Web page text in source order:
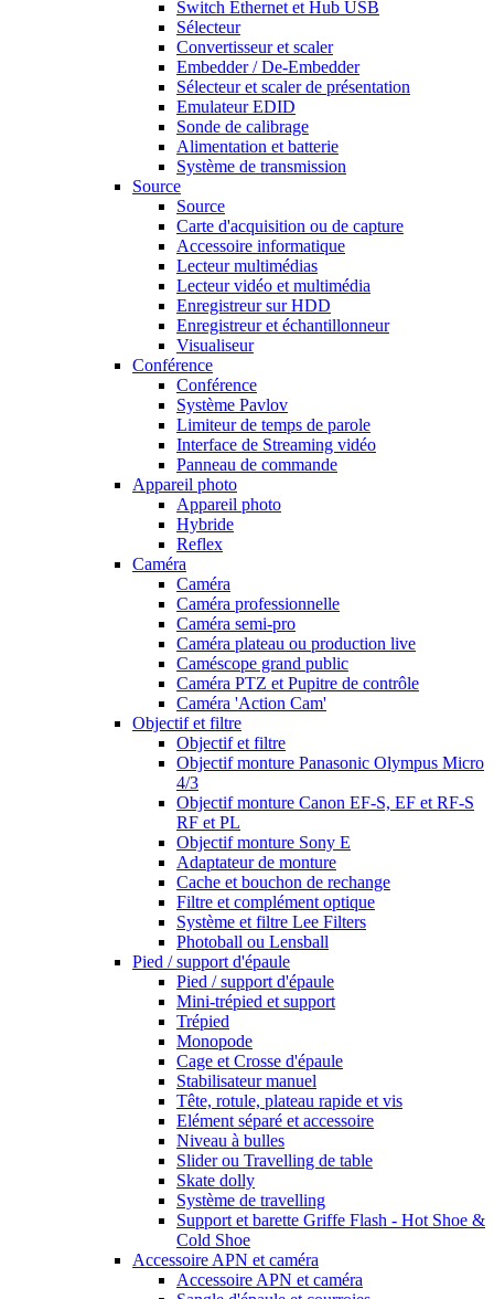
Switch Ethernet et Hub USB
Sélecteur
Convertisseur et scaler
Embedder / De-Embedder
Sélecteur et scaler de présentation
Emulateur EDID
Sonde de calibrage
Alimentation et batterie
Système de transmission
Source
Source
Carte d'acquisition ou de capture
Accessoire informatique
Lecteur multimédias
Lecteur vidéo et multimédia
Enregistreur sur HDD
Enregistreur et échantillonneur
Visualiseur
Conférence
Conférence
Système Pavlov
Limiteur de temps de parole
Interface de Streaming vidéo
Panneau de commande
Appareil photo
Appareil photo
Hybride
Reflex
Caméra
Caméra
Caméra professionnelle
Caméra semi-pro
Caméra plateau ou production live
Caméscope grand public
Caméra PTZ et Pupitre de contrôle
Caméra 'Action Cam'
Objectif et filtre
Objectif et filtre
Objectif monture Panasonic Olympus Micro
4/3
Objectif monture Canon EF-S, EF et RF-S
RF et PL
Objectif monture Sony E
Adaptateur de monture
Cache et bouchon de rechange
Filtre et complément optique
Système et filtre Lee Filters
Photoball ou Lensball
Pied / support d'épaule
Pied / support d'épaule
Mini-trépied et support
Trépied
Monopode
Cage et Crosse d'épaule
Stabilisateur manuel
Tête, rotule, plateau rapide et vis
Elément séparé et accessoire
Niveau à bulles
Slider ou Travelling de table
Skate dolly
Système de travelling
Support et barette Griffe Flash - Hot Shoe &
Cold Shoe
Accessoire APN et caméra
Accessoire APN et caméra